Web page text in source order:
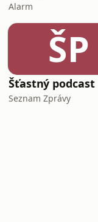
Alarm
ŠP
Šťastný podcast
Seznam Zprávy